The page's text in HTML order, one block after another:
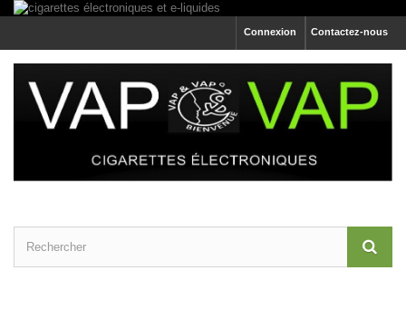
Contactez-nous
Connexion